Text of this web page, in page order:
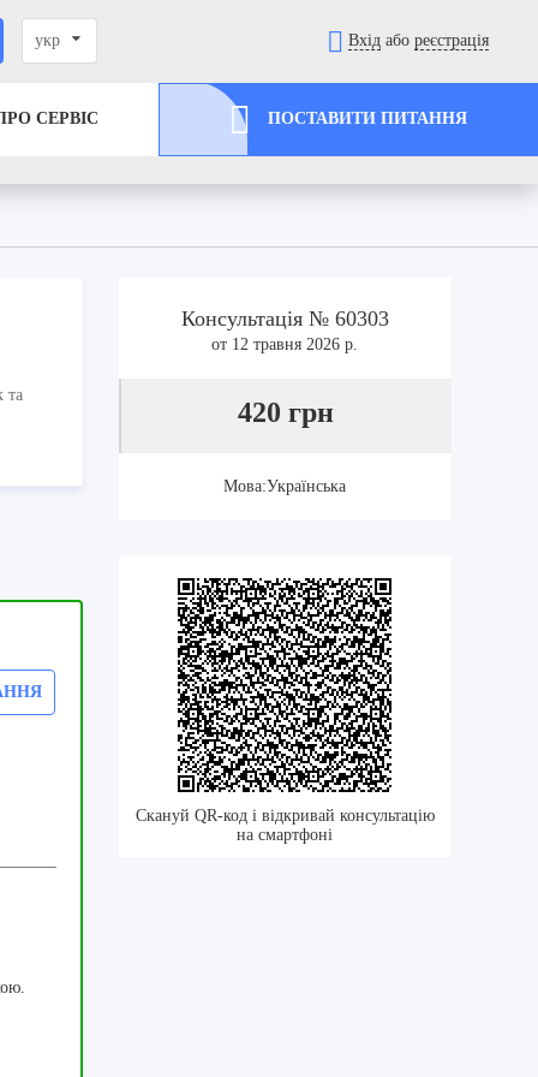
укр Вхід або реєстрація
СЕРВІС ПОСТАВИТИ ПИТАННЯ
та
Консультація № 60303
от 12 травня 2026 р.
420 грн
Мова:Українська
Скануй QR-код і відкривай консультацію
на смартфоні